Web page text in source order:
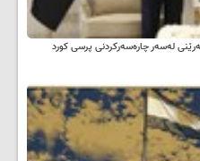
له‌سه‌ر چاره‌سه‌ركردنی پرسی كورد